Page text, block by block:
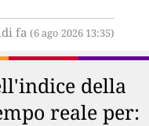
fa (6 ago 2026 13:35)
della
reale per: